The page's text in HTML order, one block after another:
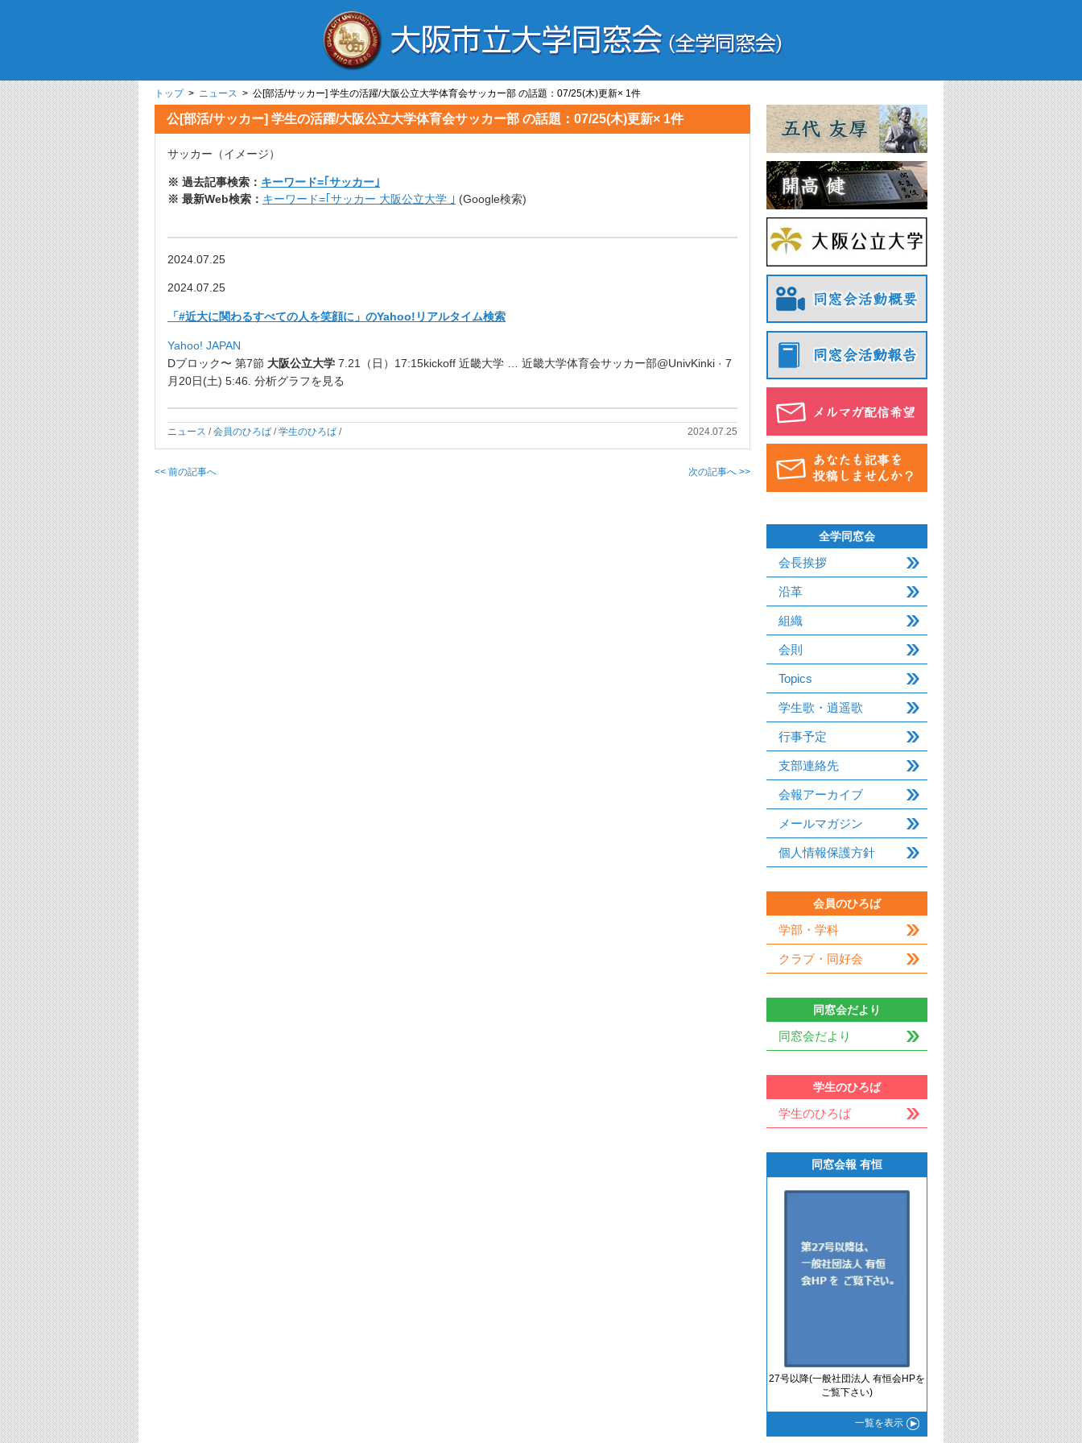
トップ> ニュース > 公[部活/サッカー] 学生の活躍/大阪公立大学体育会サッカー部 の話題：07/25(木)更新× 1件
公[部活/サッカー] 学生の活躍/大阪公立大学体育会サッカー部 の話題：07/25(木)更新× 1件
サッカー（イメージ）
※ 過去記事検索： キーワード=｢サッカー｣
※ 最新Web検索： キーワード=｢サッカー 大阪公立大学 ｣ (Google検索)
2024.07.25
2024.07.25
「#近大に関わるすべての人を笑顔に」のYahoo! リアルタイム検索
Yahoo! JAPAN
Dブロック〜 第7節 大阪公立大学 7.21（日）17:15kickoff 近畿大学 … 近畿大学体育会サッカー部@UnivKinki · 7
月20日(土) 5:46. 分析グラフを見る
ニュース /会員のひろば /学生のひろば / 2024.07.25
<< 前の記事へ 次の記事へ >>
全学同窓会
会長挨拶
沿革
組織
会則
Topics
学生歌・逍遥歌
行事予定
支部連絡先
会報アーカイブ
メールマガジン
個人情報保護方針
会員のひろば
学部・学科
クラブ・同好会
同窓会だより
同窓会だより
学生のひろば
学生のひろば
同窓会報 有恒
27号以降(一般社団法人 有恒会HPを
ご覧下さい)
一覧を表示